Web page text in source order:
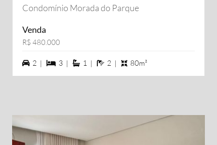
Condomínio Morada do Parque
Venda
R$ 480.000
2 vagas na garagem
2 | 3 dormiórios
3 | 1 suítes
1 | 2 banheiros
2 | 80m²